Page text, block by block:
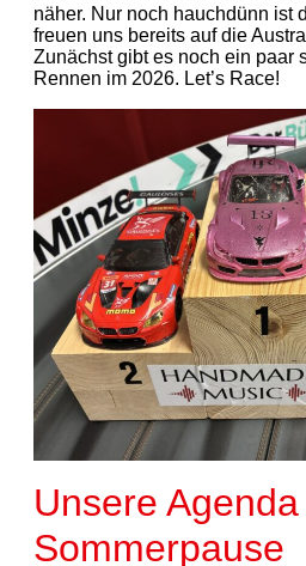
näher. Nur noch hauchdünn ist
freuen uns bereits auf die
Zunächst gibt es noch ein paar
Rennen im 2026. Let’s Race!
Unsere
Sommerpause